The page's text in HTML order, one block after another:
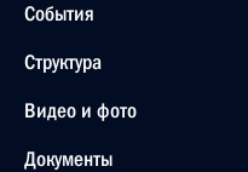
События
Структура
Видео и фото
Документы